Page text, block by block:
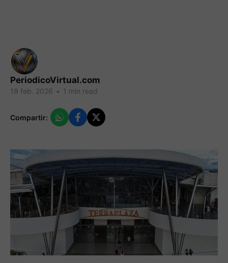
PeriodicoVirtual.com
19 feb. 2026 • 1 min read
Compartir: